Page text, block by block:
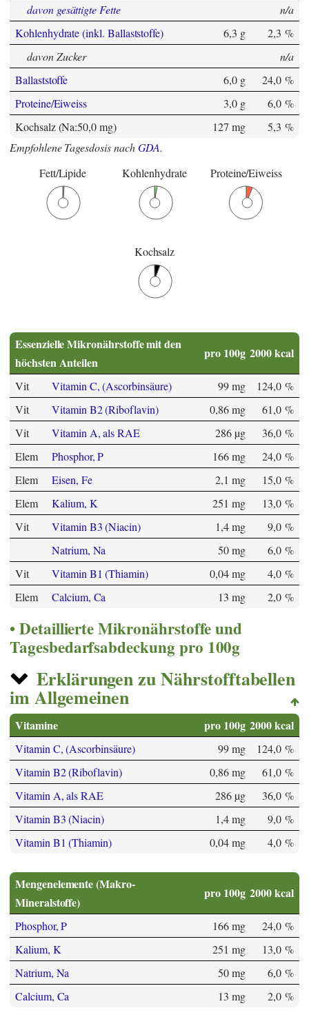
davon gesättigte Fette
n/a
Kohlenhydrate (inkl. Ballaststoffe)
6,3 g
2,3 %
davon Zucker
n/a
Ballaststoffe
6,0 g
24,0 %
Proteine/Eiweiss
3,0 g
6,0 %
Kochsalz (Na:50,0 mg)
127 mg
5,3 %
Empfohlene Tagesdosis nachGDA.
Fett/Lipide
Kohlenhydrate Proteine/Eiweiss
Kochsalz
Essenzielle Mikronährstoffe mit den
höchsten Anteilen
pro 100g 2000 kcal
Vit Vitamin C, (Ascorbinsäure) 99 mg
124,0 %
Vit
Vitamin B2 (Riboflavin) 0,86 mg
61,0 %
Vit
Vitamin A, als RAE 286 µg
36,0 %
Elem
Phosphor, P 166 mg
24,0 %
Elem
Eisen, Fe 2,1 mg
15,0 %
Elem
Kalium, K 251 mg
13,0 %
Vit
Vitamin B3 (Niacin) 1,4 mg
9,0 %
Natrium, Na
50 mg
6,0 %
Vit
Vitamin B1 (Thiamin) 0,04 mg
4,0 %
Elem
Calcium, Ca 13 mg 2,0 %
Detaillierte Mikronährstoffe und
Tagesbedarfsabdeckung pro 100g
Erklärungen zu Nährstofftabellen
im Allgemeinen
Vitamine pro 100g 2000 kcal
Vitamin C, (Ascorbinsäure) 99 mg
124,0 %
Vitamin B2 (Riboflavin)
0,86 mg
61,0 %
Vitamin A, als RAE
286 µg
36,0 %
Vitamin B3 (Niacin)
1,4 mg
9,0 %
Vitamin B1 (Thiamin)
0,04 mg 4,0 %
Mengenelemente (Makro-
Mineralstoffe)
pro 100g 2000 kcal
Phosphor, P 166 mg
24,0 %
Kalium, K
251 mg
13,0 %
Natrium, Na
50 mg
6,0 %
Calcium, Ca
13 mg 2,0 %